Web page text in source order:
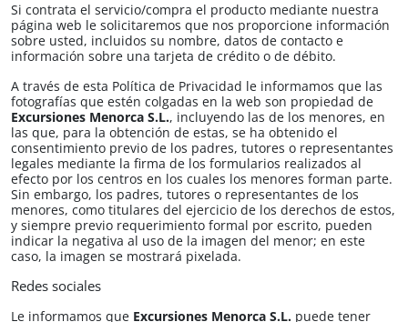
Si contrata el servicio/compra el producto mediante nuestra
página web le solicitaremos que nos proporcione información
sobre usted, incluidos su nombre, datos de contacto e
información sobre una tarjeta de crédito o de débito.
A través de esta Política de Privacidad le informamos que las
fotografías que estén colgadas en la web son propiedad de
Excursiones Menorca S.L.​​, incluyendo las de los menores, en
las que, para la obtención de estas, se ha obtenido el
consentimiento previo de los padres, tutores o representantes
legales mediante la firma de los formularios realizados al
efecto por los centros en los cuales los menores forman parte.
Sin embargo, los padres, tutores o representantes de los
menores, como titulares del ejercicio de los derechos de estos,
y siempre previo requerimiento formal por escrito, pueden
indicar la negativa al uso de la imagen del menor; en este
caso, la imagen se mostrará pixelada.
Redes sociales
Le informamos que Excursiones Menorca S.L.​​ puede tener